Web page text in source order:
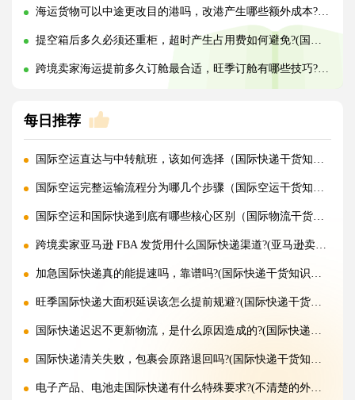
海运货物可以中途更改目的港吗，改港产生哪些额外成本?(国际海运干货知识分享)
提空箱后多久必须还重柜，超时产生占用费如何避免?(国际海运干货知识分享)
跨境卖家海运提前多久订舱最合适，旺季订舱有哪些技巧?(国际海运干货知识分享)
每日推荐
国际空运直达与中转航班，该如何选择（国际快递干货知识分享）
国际空运完整运输流程分为哪几个步骤（国际空运干货知识分享）
国际空运和国际快递到底有哪些核心区别（国际物流干货知识分享）
跨境卖家亚马逊 FBA 发货用什么国际快递渠道?(亚马逊卖家必看篇)
加急国际快递真的能提速吗，靠谱吗?(国际快递干货知识分享)
旺季国际快递大面积延误该怎么提前规避?(国际快递干货知识分享)
国际快递迟迟不更新物流，是什么原因造成的?(国际快递干货知识分享)
国际快递清关失败，包裹会原路退回吗?(国际快递干货知识分享)
电子产品、电池走国际快递有什么特殊要求?(不清楚的外贸人看过来)